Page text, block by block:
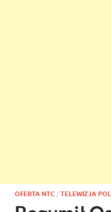
OFERTA NTC / TELEWIZJA